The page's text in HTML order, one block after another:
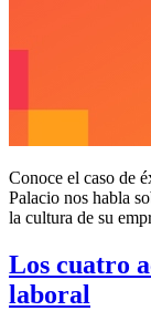
Conoce el caso de
Palacio nos habla
la cultura de su
Los cuatro
laboral